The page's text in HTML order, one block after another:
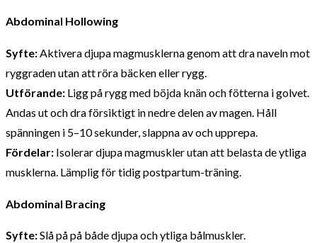
Abdominal Hollowing
Syfte: Aktivera djupa magmusklerna genom att dra naveln mot
ryggraden utan att röra bäcken eller rygg.
Utförande: Ligg på rygg med böjda knän och fötterna i golvet.
Andas ut och dra försiktigt in nedre delen av magen. Håll
spänningen i 5–10 sekunder, slappna av och upprepa.
Fördelar: Isolerar djupa magmuskler utan att belasta de ytliga
musklerna. Lämplig för tidig postpartum-träning.
Abdominal Bracing
Syfte:Slå på på både djupa och ytliga bålmuskler.